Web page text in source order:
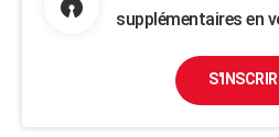
supplémentaires en